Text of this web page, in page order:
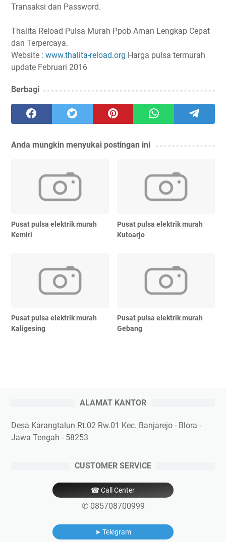
Transaksi dan Password.
Thalita Reload Pulsa Murah Ppob Aman Lengkap Cepat
dan Terpercaya.
Website : www.thalita-reload.org Harga pulsa termurah
update Februari 2016
Berbagi
Anda mungkin menyukai postingan ini
Pusat pulsa elektrik murah
Kemiri
Pusat pulsa elektrik murah
Kutoarjo
Pusat pulsa elektrik murah
Kaligesing
Pusat pulsa elektrik murah
Gebang
ALAMAT KANTOR
Desa Karangtalun Rt.02 Rw.01 Kec. Banjarejo - Blora -
Jawa Tengah - 58253
CUSTOMER SERVICE
☎ Call Center
✆ 085708700999
➤ Telegram